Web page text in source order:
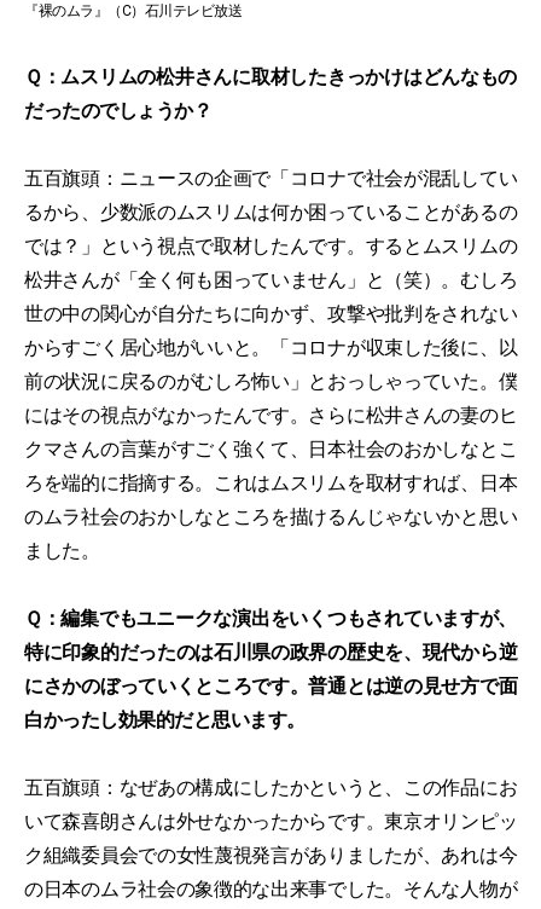
『裸のムラ』（C）石川テレビ放送
Ｑ：ムスリムの松井さんに取材したきっかけはどんなもの
だったのでしょうか？
五百旗頭：ニュースの企画で「コロナで社会が混乱してい
るから、少数派のムスリムは何か困っていることがあるの
では？」という視点で取材したんです。するとムスリムの
松井さんが「全く何も困っていません」と（笑）。むしろ
世の中の関心が自分たちに向かず、攻撃や批判をされない
からすごく居心地がいいと。「コロナが収束した後に、以
前の状況に戻るのがむしろ怖い」とおっしゃっていた。僕
にはその視点がなかったんです。さらに松井さんの妻のヒ
クマさんの言葉がすごく強くて、日本社会のおかしなとこ
ろを端的に指摘する。これはムスリムを取材すれば、日本
のムラ社会のおかしなところを描けるんじゃないかと思い
ました。
Ｑ：編集でもユニークな演出をいくつもされていますが、
特に印象的だったのは石川県の政界の歴史を、現代から逆
にさかのぼっていくところです。普通とは逆の見せ方で面
白かったし効果的だと思います。
五百旗頭：なぜあの構成にしたかというと、この作品にお
いて森喜朗さんは外せなかったからです。東京オリンピッ
ク組織委員会での女性蔑視発言がありましたが、あれは今
の日本のムラ社会の象徴的な出来事でした。そんな人物が